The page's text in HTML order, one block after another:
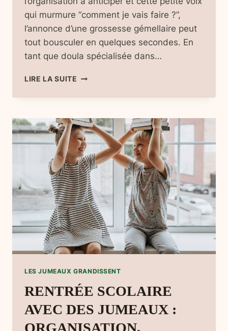
qui murmure “comment je vais faire ?”,
l’annonce d’une grossesse gémellaire peut
tout bousculer en quelques secondes. En
tant que doula spécialisée dans…
LIRE LA SUITE GROSSESSE
:
COMPLET
DE
A
À
Z
POUR
FUTURES
MAMANS
DE
JUMEAUX
LES JUMEAUX GRANDISSENT
RENTRÉE SCOLAIRE
AVEC DES JUMEAUX :
ORGANISATION,